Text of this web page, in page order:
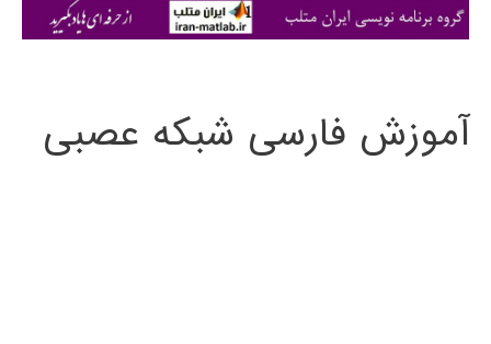
ی
آموزش فارسی شبکه عصبی